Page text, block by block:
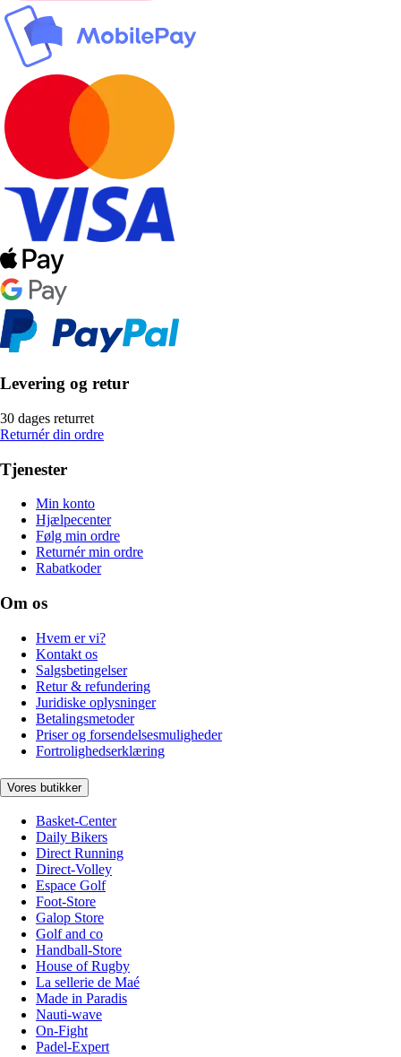
Levering og retur
30 dages returret
Returnér din ordre
Tjenester
Min konto
Hjælpecenter
Følg min ordre
Returnér min ordre
Rabatkoder
Om os
Hvem er vi?
Kontakt os
Salgsbetingelser
Retur & refundering
Juridiske oplysninger
Betalingsmetoder
Priser og forsendelsesmuligheder
Fortrolighedserklæring
Vores butikker
Basket-Center
Daily Bikers
Direct Running
Direct-Volley
Espace Golf
Foot-Store
Galop Store
Golf and co
Handball-Store
House of Rugby
La sellerie de Maé
Made in Paradis
Nauti-wave
On-Fight
Padel-Expert